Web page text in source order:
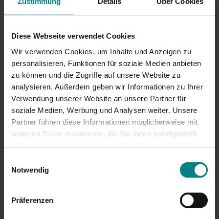
Diese Webseite verwendet Cookies
Wir verwenden Cookies, um Inhalte und Anzeigen zu
personalisieren, Funktionen für soziale Medien anbieten
zu können und die Zugriffe auf unsere Website zu
analysieren. Außerdem geben wir Informationen zu Ihrer
Verwendung unserer Website an unsere Partner für
soziale Medien, Werbung und Analysen weiter. Unsere
Partner führen diese Informationen möglicherweise mit
weiteren Daten zusammen, die Sie ihnen bereitgestellt
Zustimmungen erteilen, willigen Sie auch in die
Übermittlung personenbezogener Daten in die USA ein.
Einige Dienstleister, deren Diensten wir uns bedienen,
wie z.B. Google, haben ihren Sitz in den USA
Notwendig
Präferenzen
Im Halbstundentakt nach Travemünde
Strand
Die Anreise an die Ostsee wird noch attraktiver:
Am Wochenende wird das Zugangebot zwischen
Hamburg, Lübeck und Travemünde erweitert.
Zweimal pro Stunde geht´s von Hamburg
Hauptbahnhof direkt bis Travemünde Strand. Der
RE 80 bildet mit dem RE 8 einen Halbstundentakt.
Mehr lesen